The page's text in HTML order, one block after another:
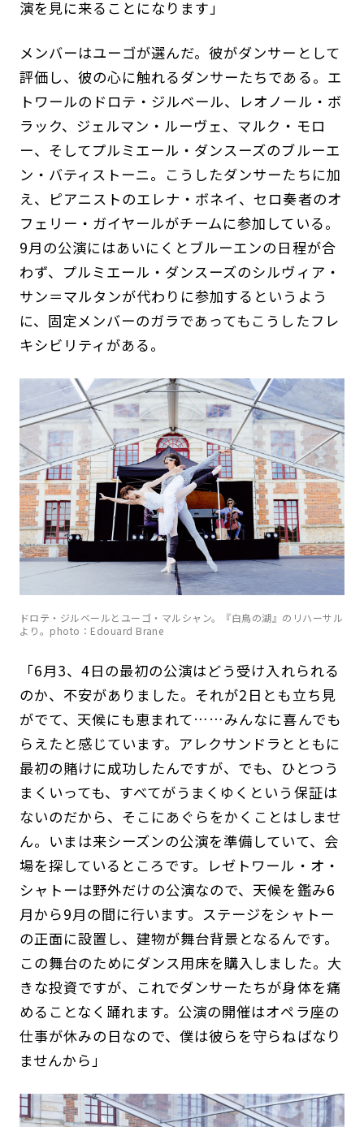
演を見に来ることになります」
メンバーはユーゴが選んだ。彼がダンサーとして
評価し、彼の心に触れるダンサーたちである。エ
トワールのドロテ・ジルベール、レオノール・ボ
ラック、ジェルマン・ルーヴェ、マルク・モロ
ー、そしてプルミエール・ダンスーズのブルーエ
ン・バティストーニ。こうしたダンサーたちに加
え、ピアニストのエレナ・ボネイ、セロ奏者のオ
フェリー・ガイヤールがチームに参加している。
9月の公演にはあいにくとブルーエンの日程が合
わず、プルミエール・ダンスーズのシルヴィア・
サン＝マルタンが代わりに参加するというよう
に、固定メンバーのガラであってもこうしたフレ
キシビリティがある。
ドロテ・ジルベールとユーゴ・マルシャン。『白鳥の湖』のリハーサル
より。photo：Edouard Brane
「6月3、4日の最初の公演はどう受け入れられる
のか、不安がありました。それが2日とも立ち見
がでて、天候にも恵まれて……みんなに喜んでも
らえたと感じています。アレクサンドラとともに
最初の賭けに成功したんですが、でも、ひとつう
まくいっても、すべてがうまくゆくという保証は
ないのだから、そこにあぐらをかくことはしませ
ん。いまは来シーズンの公演を準備していて、会
場を探しているところです。レゼトワール・オ・
シャトーは野外だけの公演なので、天候を鑑み6
月から9月の間に行います。ステージをシャトー
の正面に設置し、建物が舞台背景となるんです。
この舞台のためにダンス用床を購入しました。大
きな投資ですが、これでダンサーたちが身体を痛
めることなく踊れます。公演の開催はオペラ座の
仕事が休みの日なので、僕は彼らを守らねばなり
ませんから」